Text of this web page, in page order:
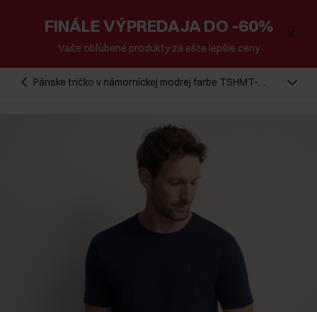
FINÁLE VÝPREDAJA DO -60%
Vaše obľúbené produkty za ešte lepšie ceny
Pánske tričko v námorníckej modrej farbe TSHMT-